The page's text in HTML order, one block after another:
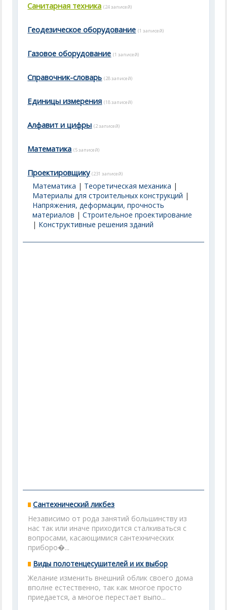
Санитарная техника (24 записей)
Геодезическое оборудование (1 записей)
Газовое оборудование (1 записей)
Справочник-словарь (28 записей)
Единицы измерения (18 записей)
Алфавит и цифры (2 записей)
Математика (5 записей)
Проектировщику (231 записей)
Математика | Теоретическая механика |
Материалы для строительных конструкций |
Напряжения, деформации, прочность
материалов |Строительное проектирование
| Конструктивные решения зданий
Сантехнический ликбез
Независимо от рода занятий большинству из
нас так или иначе приходится сталкиваться с
вопросами, касающимися сантехнических
приборо�...
Виды полотенцесушителей и их выбор
Желание изменить внешний облик своего дома
вполне естественно, так как многое просто
приедается, а многое перестает выпо...